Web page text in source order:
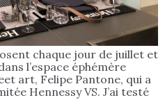
chaque jour de juillet et
l’espace éphémère
art, Felipe Pantone, qui a
Hennessy VS. J’ai testé